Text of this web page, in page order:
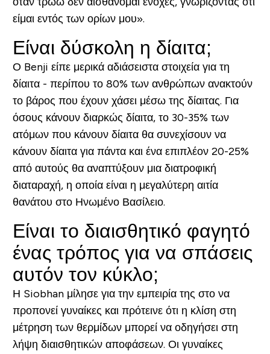
είμαι εντός των ορίων μου».
Είναι δύσκολη η δίαιτα;
Ο Benji είπε μερικά αδιάσειστα στοιχεία για τη
δίαιτα - περίπου το 80% των ανθρώπων ανακτούν
το βάρος που έχουν χάσει μέσω της δίαιτας. Για
όσους κάνουν διαρκώς δίαιτα, το 30-35% των
ατόμων που κάνουν δίαιτα θα συνεχίσουν να
κάνουν δίαιτα για πάντα και ένα επιπλέον 20-25%
από αυτούς θα αναπτύξουν μια διατροφική
διαταραχή, η οποία είναι η μεγαλύτερη αιτία
θανάτου στο Ηνωμένο Βασίλειο.
Είναι το διαισθητικό φαγητό
ένας τρόπος για να σπάσεις
αυτόν τον κύκλο;
Η Siobhan μίλησε για την εμπειρία της στο να
προπονεί γυναίκες και πρότεινε ότι η κλίση στη
μέτρηση των θερμίδων μπορεί να οδηγήσει στη
λήψη διαισθητικών αποφάσεων. Οι γυναίκες